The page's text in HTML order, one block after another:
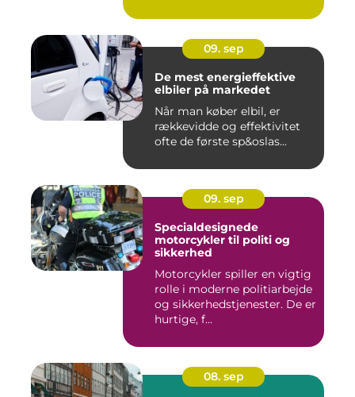
09. sep
De mest energieffektive
elbiler på markedet
Når man køber elbil, er
rækkevidde og effektivitet
ofte de første sp&oslas...
09. sep
Specialdesignede
motorcykler til politi og
sikkerhed
Motorcykler spiller en vigtig
rolle i moderne politiarbejde
og sikkerhedstjenester. De er
hurtige, f...
08. sep